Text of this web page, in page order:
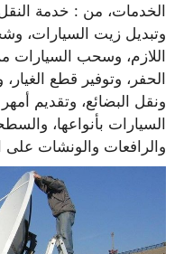
الخدمات، من : خدمة النقل
وتبديل زيت السيارات،
اللازم، وسحب السيارات
الحفر، وتوفير قطع
ونقل البضائع، وتقديم
السيارات بأنواعها،
والرافعات والونشات على